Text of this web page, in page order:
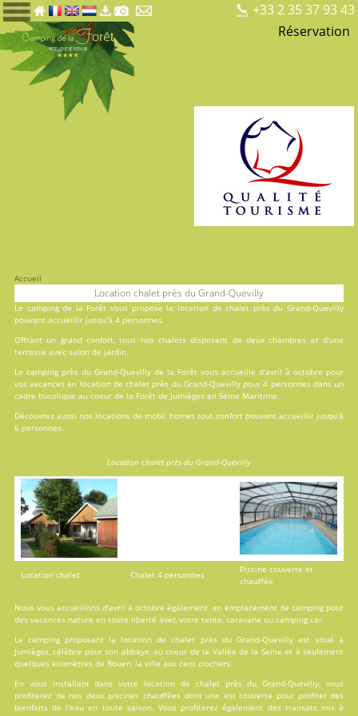
+33 2 35 37 93 43
Réservation
Accueil
Location chalet près du Grand-Quevilly
Le camping de la Forêt vous propose la location de chalet près du Grand-Quevilly
pouvant accueillir jusqu'à 4 personnes.
Offrant un grand confort, tous nos chalets disposent de deux chambres et d'une
terrasse avec salon de jardin.
Le camping près du Grand-Quevilly de la Forêt vous accueille d'avril à octobre pour
vos vacances en locationde chalet près du Grand-Quevilly pour 4 personnes dans un
cadre bucolique au coeur de la Forêt de Jumièges en Seine Maritime.
Découvrez aussi nos locations de mobil homestout confort pouvant accueillir jusqu'à
6 personnes.
Location chalet près du Grand-Quevilly
Location chalet Chalet 4 personnes
Piscine couverte et
chauffée
Nous vous accueillons d'avril à octobre également en emplacement de camping pour
des vacances nature en toute liberté avec votre tente, caravane ou camping car.
Le camping proposant la location de chalet près du Grand-Quevilly est situé à
Jumièges, célèbre pour son abbaye, au coeur de la Vallée de la Seine et à seulement
quelques kilomètres de Rouen, la ville aux cent clochers.
En vous installant dans votre location de chalet près du Grand-Quevilly, vous
profiterez de nos deux piscines chauffées dont une est couverte pour profiter des
bienfaits de l'eau en toute saison. Vous profiterez également des transats mis à